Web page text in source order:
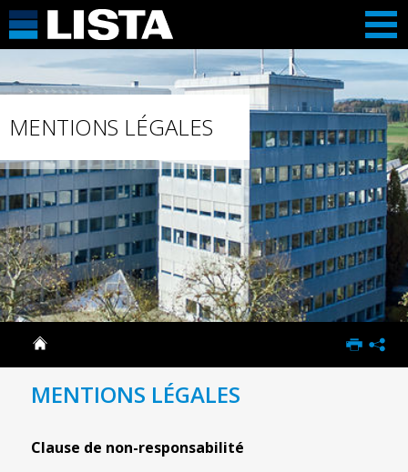
MENTIONS LÉGALES
MENTIONS LÉGALES
Clause de non-responsabilité